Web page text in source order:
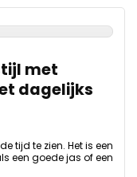
met
dagelijks
tijd te zien. Het is een
een goede jas of een